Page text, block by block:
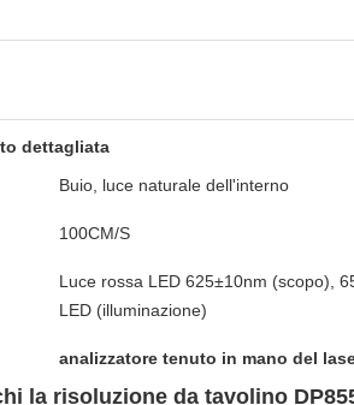
dettagliata
Buio, luce naturale dell'interno
100CM/S
Luce rossa LED 625±10nm (scopo),
LED (illuminazione)
analizzatore tenuto in mano del
la risoluzione da tavolino